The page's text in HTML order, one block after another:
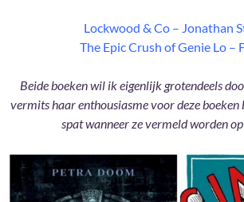
Lockwood & Co – Jonathan
The Epic Crush of Genie Lo –
Beide boeken wil ik eigenlijk grotendeels
vermits haar enthousiasme voor deze boeken
spat wanneer ze vermeld worden